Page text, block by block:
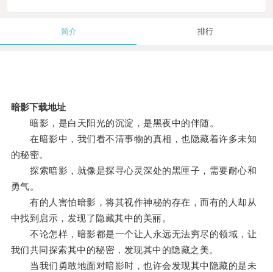
简介 排行
暗影下载地址
暗影，是白天阳光的沉淀，是黑夜中的伴随。
在暗影中，我们看不清事物的真相，也隐藏着许多未知
的秘密。
探索暗影，就像是探寻心灵深处的黑匣子，需要耐心和
勇气。
有的人害怕暗影，将其视作神秘的存在，而有的人却从
中找到启示，发现了隐藏其中的美丽。
不论怎样，暗影都是一个让人永远无法穷尽的领域，让
我们共同探索其中的秘密，发现其中的隐藏之美。
当我们勇敢地面对暗影时，也许会发现其中隐藏的是未